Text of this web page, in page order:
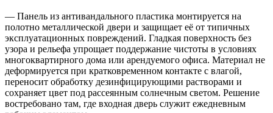
— Панель из антивандального пластика монтируется на
полотно металлической двери и защищает её от типичных
эксплуатационных повреждений. Гладкая поверхность без
узора и рельефа упрощает поддержание чистоты в условиях
многоквартирного дома или арендуемого офиса. Материал не
деформируется при кратковременном контакте с влагой,
переносит обработку дезинфицирующими растворами и
сохраняет цвет под рассеянным солнечным светом. Решение
востребовано там, где входная дверь служит ежедневным